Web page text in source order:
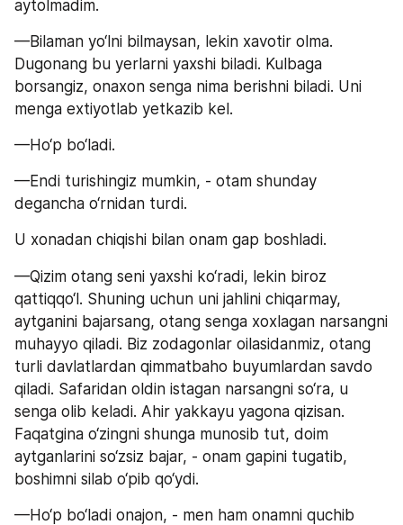
aytolmadim.
—Bilaman yo‘lni bilmaysan, lekin xavotir olma.
Dugonang bu yerlarni yaxshi biladi. Kulbaga
borsangiz, onaxon senga nima berishni biladi. Uni
menga extiyotlab yetkazib kel.
—Ho‘p bo‘ladi.
—Endi turishingiz mumkin, - otam shunday
degancha o‘rnidan turdi.
U xonadan chiqishi bilan onam gap boshladi.
—Qizim otang seni yaxshi ko‘radi, lekin biroz
qattiqqo‘l. Shuning uchun uni jahlini chiqarmay,
aytganini bajarsang, otang senga xoxlagan narsangni
muhayyo qiladi. Biz zodagonlar oilasidanmiz, otang
turli davlatlardan qimmatbaho buyumlardan savdo
qiladi. Safaridan oldin istagan narsangni so‘ra, u
senga olib keladi. Ahir yakkayu yagona qizisan.
Faqatgina o‘zingni shunga munosib tut, doim
aytganlarini so‘zsiz bajar, - onam gapini tugatib,
boshimni silab o‘pib qo‘ydi.
—Ho‘p bo‘ladi onajon, - men ham onamni quchib